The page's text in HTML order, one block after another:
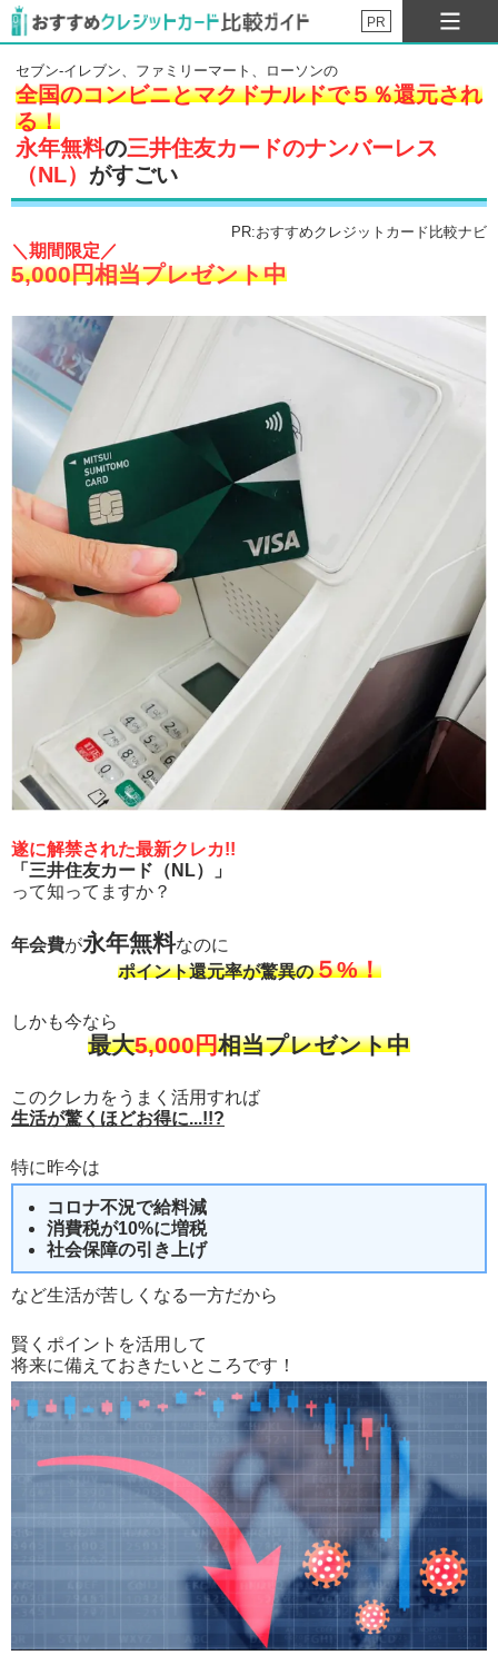
PR
セブン-イレブン、ファミリーマート、ローソンの
全国のコンビニとマクドナルドで５％還元され
る！
永年無料の三井住友カードのナンバーレス
（NL） がすごい
PR:おすすめクレジットカード比較ナビ
＼期間限定／
5,000円相当プレゼント中
遂に解禁された最新クレカ!!
「三井住友カード（NL）」
って知ってますか？
年会費が永年無料なのに
ポイント還元率が驚異の５%！
しかも今なら
最大5,000円相当プレゼント中
このクレカをうまく活用すれば
生活が驚くほどお得に...!!?
特に昨今は
コロナ不況で給料減
消費税が10%に増税
社会保障の引き上げ
など生活が苦しくなる一方だから
賢くポイントを活用して
将来に備えておきたいところです！